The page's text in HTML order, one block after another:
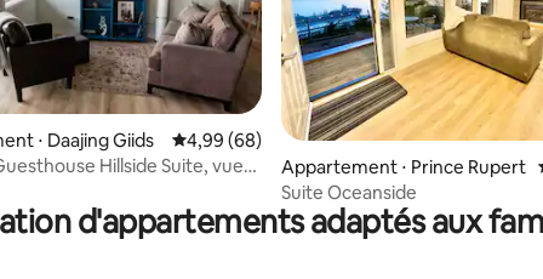
la base de 29 commentaires : 4,97 sur 5
⋅ Daajing Giids Évaluation moyenne sur la base de 68
4,99 (68)
Hillside Suite, vue
Appartement ⋅ Prince Rupert
Suite Oceanside
d'appartements adaptés aux